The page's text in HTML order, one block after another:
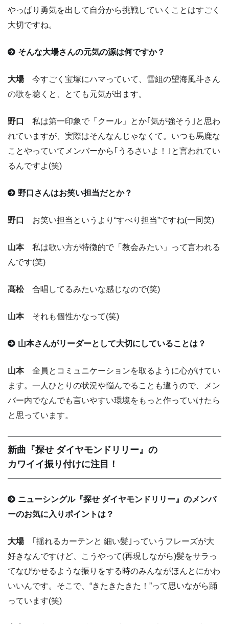
やっぱり勇気を出して自分から挑戦していくことはすごく
大切ですね。
そんな大場さんの元気の源は何ですか？
大場今すごく宝塚にハマっていて、雪組の望海風斗さん
の歌を聴くと、とても元気が出ます。
野口
私は第一印象で「クール」とか｢気が強そう｣と思わ
れていますが、実際はそんなんじゃなくて。いつも馬鹿な
ことやっていてメンバーから｢うるさいよ！｣と言われてい
るんですよ(笑)
野口さんはお笑い担当だとか？
野口 お笑い担当というより“すべり担当”ですね(一同笑)
山本私は歌い方が特徴的で「教会みたい」って言われる
んです(笑)
髙松合唱してるみたいな感じなので(笑)
山本それも個性かなって(笑)
山本さんがリーダーとして大切にしていることは？
山本全員とコミュニケーションを取るように心がけてい
ます。一人ひとりの状況や悩んでることも違うので、メン
バー内でなんでも言いやすい環境をもっと作っていけたら
と思っています。
新曲『探せ ダイヤモンドリリー』の
カワイイ振り付けに注目！
ニューシングル『探せ ダイヤモンドリリー』のメンバ
ーのお気に入りポイントは？
大場｢揺れるカーテンと 細い髪｣っていうフレーズが大
好きなんですけど、こうやって(再現しながら)髪をサラっ
てなびかせるような振りをする時のみんながほんとにかわ
いいんです。そこで、“きたきたきた！”って思いながら踊
っています(笑)